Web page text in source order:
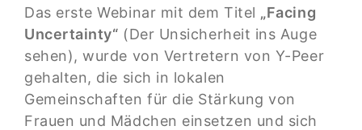
Das erste Webinar mit dem Titel „Facing
Uncertainty“ (Der Unsicherheit ins Auge
sehen), wurde von Vertretern von Y-Peer
gehalten, die sich in lokalen
Gemeinschaften für die Stärkung von
Frauen und Mädchen einsetzen und sich